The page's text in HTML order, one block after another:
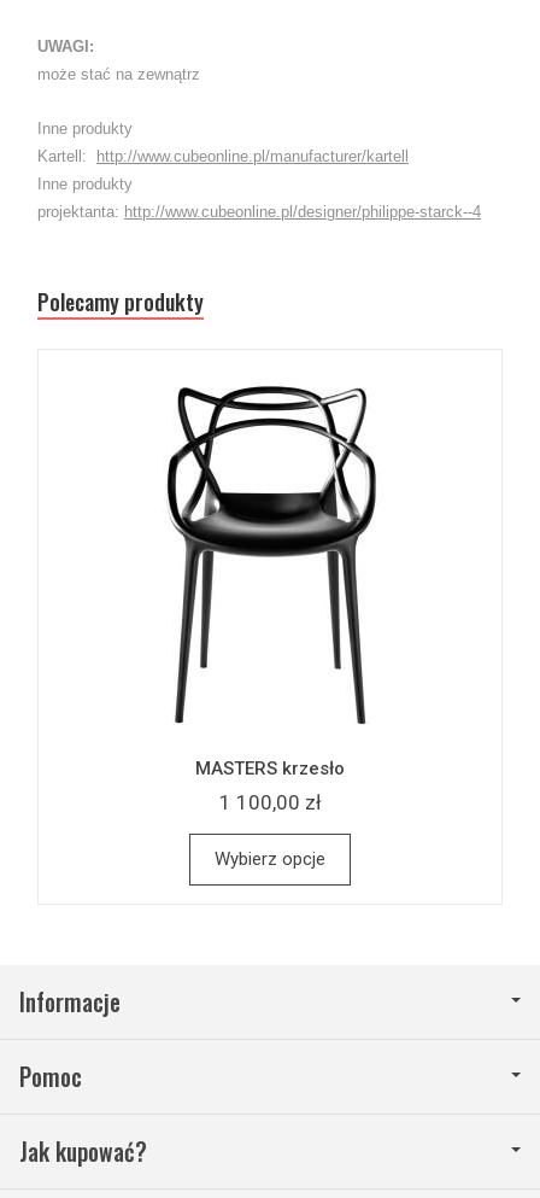
UWAGI:
może stać na zewnątrz
Inne produkty
Kartell:
http://www.cubeonline.pl/manufacturer/kartell
Inne produkty
projektanta: http://www.cubeonline.pl/designer/philippe-starck--4
Polecamy produkty
MASTERS krzesło
1 100,00 zł
Wybierz opcje
Informacje
Pomoc
Jak kupować?